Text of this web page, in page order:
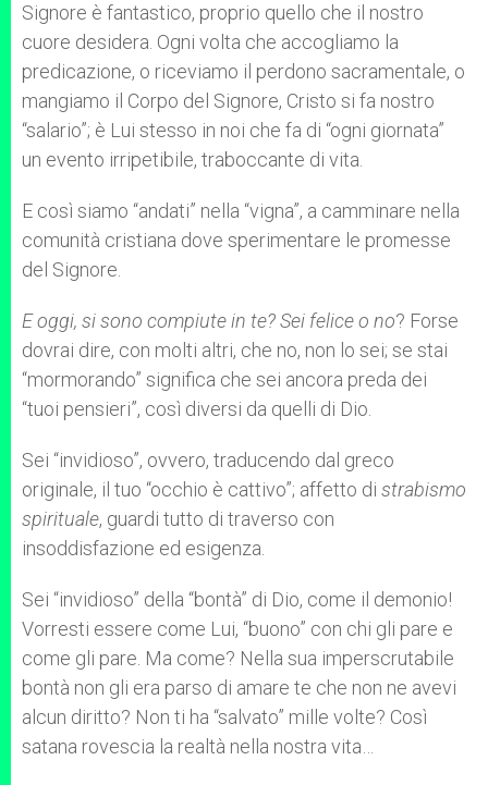
Signore è fantastico, proprio quello che il nostro
cuore desidera. Ogni volta che accogliamo la
predicazione, o riceviamo il perdono sacramentale, o
mangiamo il Corpo del Signore, Cristo si fa nostro
“salario”; è Lui stesso in noi che fa di “ogni giornata”
un evento irripetibile, traboccante di vita.
E così siamo “andati” nella “vigna”, a camminare nella
comunità cristiana dove sperimentare le promesse
del Signore.
E oggi, si sono compiute in te? Sei felice o no? Forse
dovrai dire, con molti altri, che no, non lo sei; se stai
“mormorando” significa che sei ancora preda dei
“tuoi pensieri”, così diversi da quelli di Dio.
Sei “invidioso”, ovvero, traducendo dal greco
originale, il tuo “occhio è cattivo”; affetto di strabismo
spirituale, guardi tutto di traverso con
insoddisfazione ed esigenza.
Sei “invidioso” della “bontà” di Dio, come il demonio!
Vorresti essere come Lui, “buono” con chi gli pare e
come gli pare. Ma come? Nella sua imperscrutabile
bontà non gli era parso di amare te che non ne avevi
alcun diritto? Non ti ha “salvato” mille volte? Così
satana rovescia la realtà nella nostra vita…